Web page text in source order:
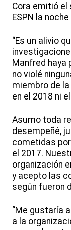
Cora emitió
ESPN la
“Es un alivio
Manfred haya
no violé
miembro de
en el 2018 ni
Asumo toda
desempeñé,
cometidas
el 2017.
organización
y acepto las
según fueron
“Me gustaría
a la